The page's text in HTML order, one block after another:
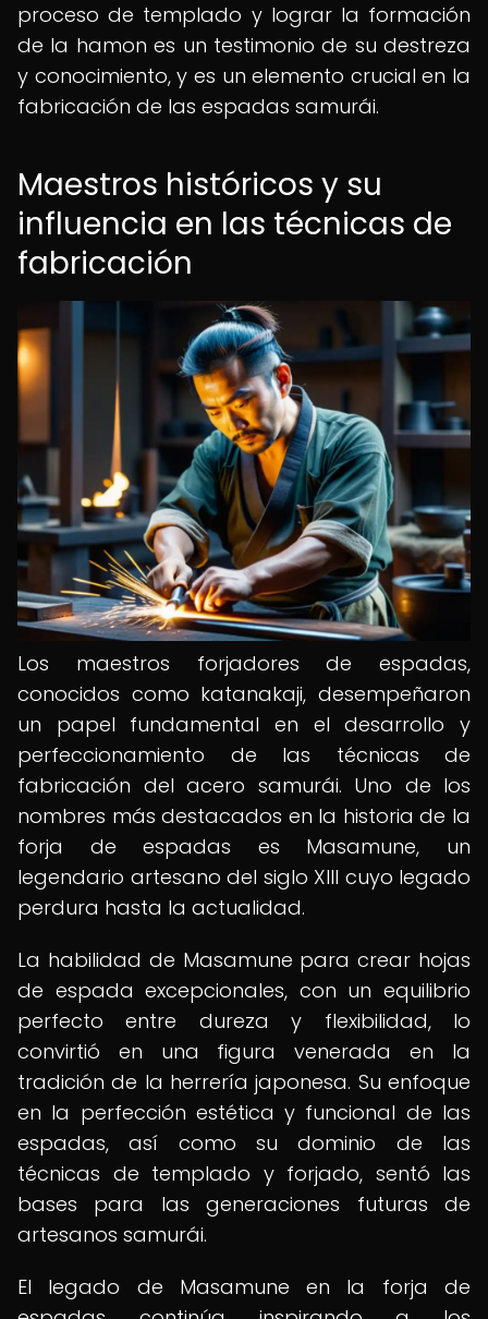
proceso de templado y lograr la formación
de la hamon es un testimonio de su destreza
y conocimiento, y es un elemento crucial en la
fabricación de las espadas samurái.
Maestros históricos y su
influencia en las técnicas de
fabricación
Los maestros forjadores de espadas,
conocidos como katanakaji, desempeñaron
un papel fundamental en el desarrollo y
perfeccionamiento de las técnicas de
fabricación del acero samurái. Uno de los
nombres más destacados en la historia de la
forja de espadas es Masamune, un
legendario artesano del siglo XIII cuyo legado
perdura hasta la actualidad.
La habilidad de Masamune para crear hojas
de espada excepcionales, con un equilibrio
perfecto entre dureza y flexibilidad, lo
convirtió en una figura venerada en la
tradición de la herrería japonesa. Su enfoque
en la perfección estética y funcional de las
espadas, así como su dominio de las
técnicas de templado y forjado, sentó las
bases para las generaciones futuras de
artesanos samurái.
El legado de Masamune en la forja de